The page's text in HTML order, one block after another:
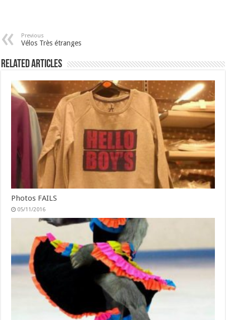
Previous
Vélos Très étranges
Related Articles
Photos FAILS
05/11/2016